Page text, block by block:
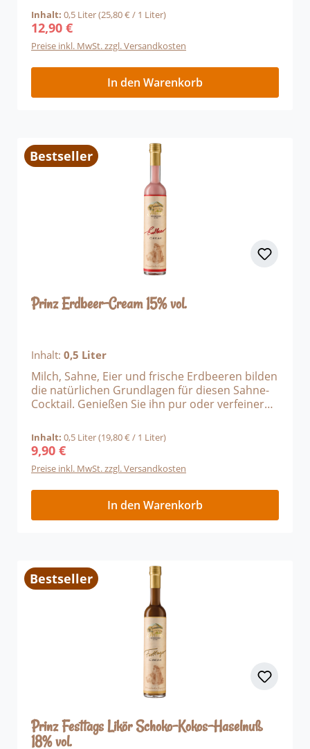
allzeit beliebten Eierlikör. Beste, natürliche
Zutaten die man schneckt.Edle Vanille-Schoten
veredeln diese Eierlikör-Spezialität & machen
ihn einzigartig.
Inhalt: 0,5 Liter(25,80 € / 1 Liter)
Regulärer Preis:
12,90 €
Preise inkl. MwSt. zzgl. Versandkosten
In den Warenkorb
Bestseller
Prinz Erdbeer-Cream 15% vol.
Inhalt: 0,5 Liter
Milch, Sahne, Eier und frische Erdbeeren bilden
die natürlichen Grundlagen für diesen Sahne-
Cocktail. Genießen Sie ihn pur oder verfeinern
Inhalt: 0,5 Liter(19,80 € / 1 Liter)
Regulärer Preis:
9,90 €
Preise inkl. MwSt. zzgl. Versandkosten
In den Warenkorb
Bestseller
Prinz Festtags Likör Schoko-Kokos-Haselnuß
18% vol.